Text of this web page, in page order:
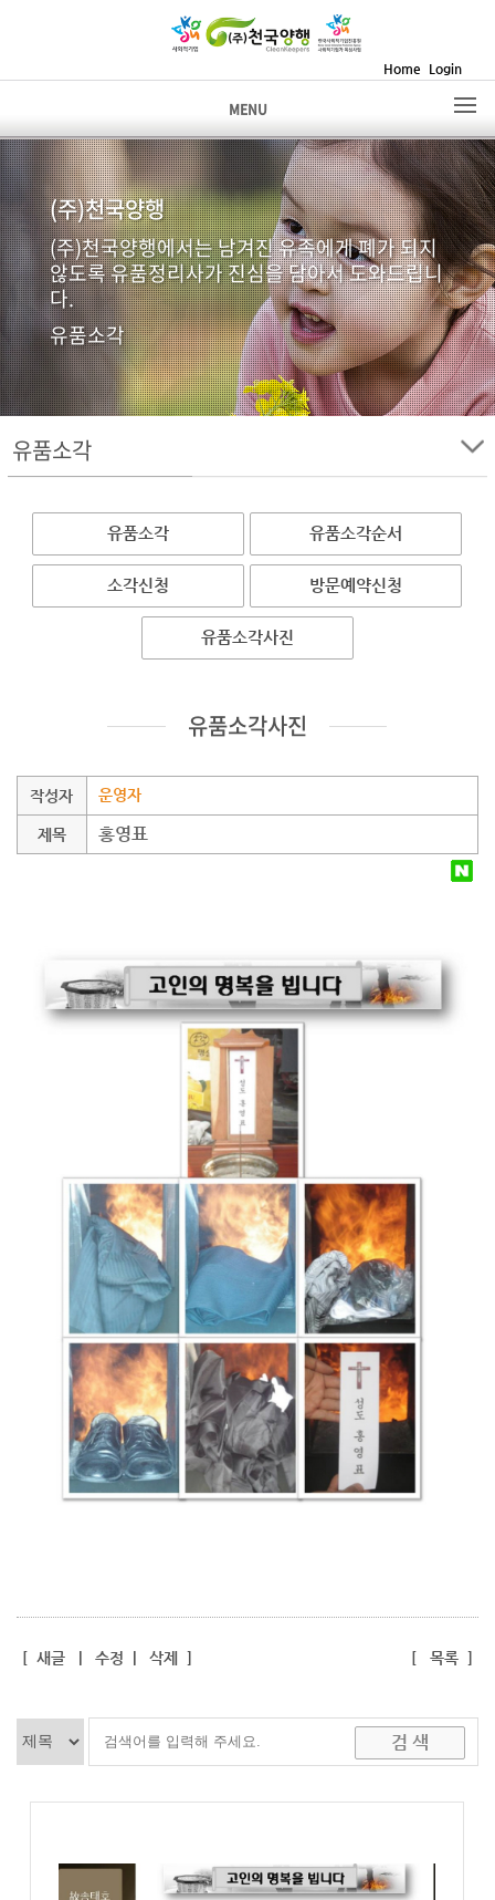
Home Login
MENU
(주)천국양행
(주)천국양행에서는 남겨진 유족에게 폐가 되지
않도록 유품정리사가 진심을 담아서 도와드립니
다.
유품소각
유품소각
유품소각 유품소각순서
소각신청 방문예약신청
유품소각사진
유품소각사진
작성자 운영자
제목 홍영표
[ 새글| 수정 삭제 ] [ 목록]